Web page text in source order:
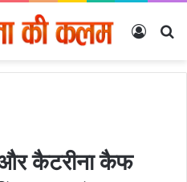
Log In
और कैटरीना कैफ